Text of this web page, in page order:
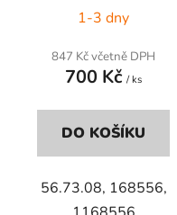
1-3 dny
847 Kč včetně DPH
700 Kč / ks
DO KOŠÍKU
56.73.08, 168556,